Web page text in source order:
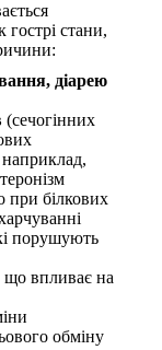
гострі стани,
діарею
(сечогінних
наприклад,
при білкових
порушують
що впливає на
обміну